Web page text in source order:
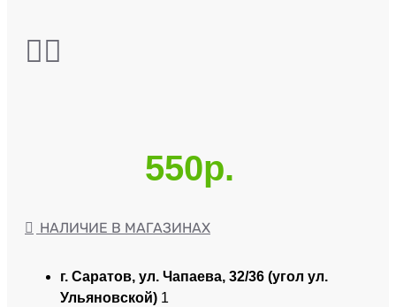
550р.
НАЛИЧИЕ В МАГАЗИНАХ
г. Саратов, ул. Чапаева, 32/36 (угол ул.
Ульяновской) 1